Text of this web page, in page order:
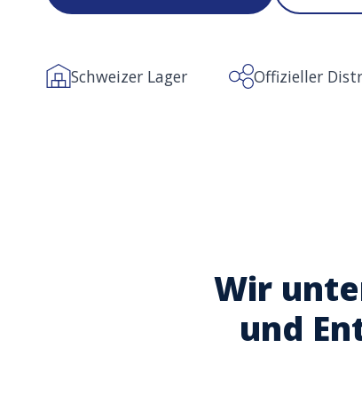
Schweizer Lager Offizieller
Wir
und